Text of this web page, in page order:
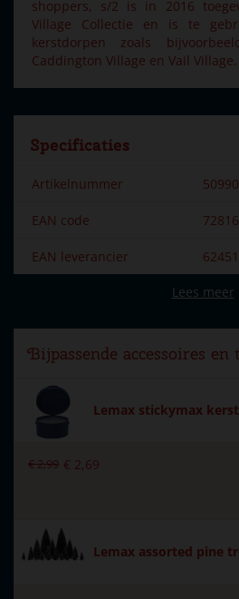
shoppers, s/2 is in 2016
Village Collectie en is te
kerstdorpen zoals
Caddington Village en Vail Village.
Specificaties
Artikelnummer
EAN code
EAN leverancier 62451
Lemax
Dorpsnaam
Soort
Introductiejaar 2016,
Met verlichting
Met beweging
Materiaal
Lees meer
Bijpassende accessoires en
Lemax stickymax
€2,99 € 2,69
Lemax assorted pine